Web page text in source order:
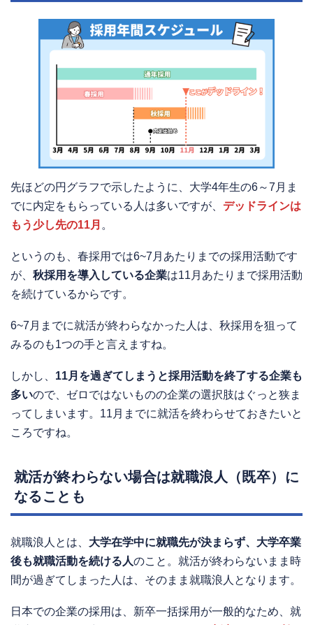
先ほどの円グラフで示したように、大学4年生の6～7月ま
でに内定をもらっている人は多いですが、 デッドラインは
もう少し先の11月 。
というのも、春採用では6~7月あたりまでの採用活動です
が、 秋採用を導入している企業は11月あたりまで採用活動
を続けているからです。
6~7月までに就活が終わらなかった人は、秋採用を狙って
みるのも1つの手と言えますね。
しかし、 11月を過ぎてしまうと採用活動を終了する企業も
多いので、ゼロではないものの企業の選択肢はぐっと狭ま
ってしまいます。11月までに就活を終わらせておきたいと
ころですね。
就活が終わらない場合は就職浪人（既卒）に
なることも
就職浪人とは、 大学在学中に就職先が決まらず、大学卒業
後も就職活動を続ける人のこと。就活が終わらないまま時
間が過ぎてしまった人は、そのまま就職浪人となります。
日本での企業の採用は、新卒一括採用が一般的なため、就